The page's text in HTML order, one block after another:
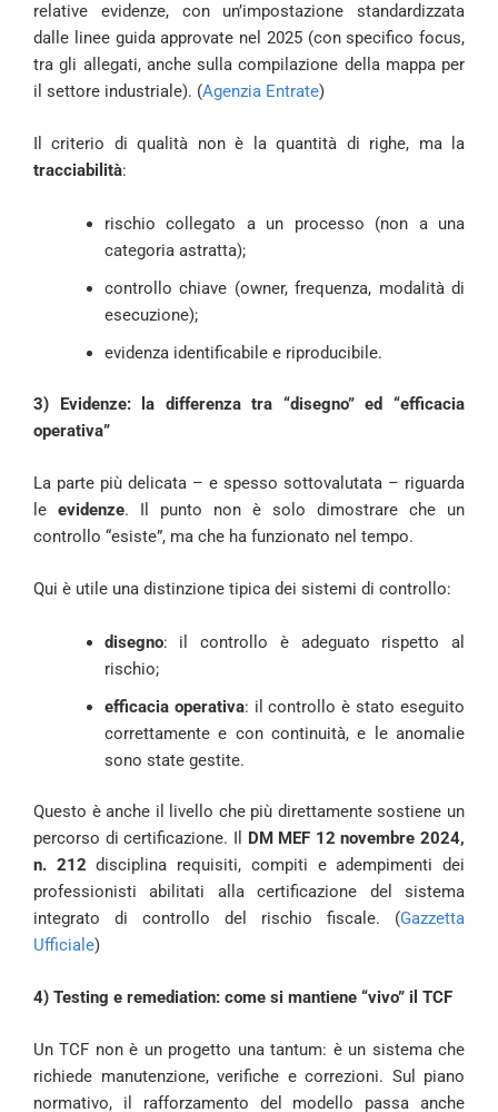
relative evidenze, con un’impostazione standardizzata
dalle linee guida approvate nel 2025 (con specifico focus,
tra gli allegati, anche sulla compilazione della mappa per
il settore industriale). (Agenzia Entrate)
Il criterio di qualità non è la quantità di righe, ma la
tracciabilità:
rischio collegato a un processo (non a una
categoria astratta);
controllo chiave (owner, frequenza, modalità di
esecuzione);
evidenza identificabile e riproducibile.
3) Evidenze: la differenza tra “disegno” ed “efficacia
operativa”
La parte più delicata – e spesso sottovalutata – riguarda
le evidenze. Il punto non è solo dimostrare che un
controllo “esiste”, ma che ha funzionato nel tempo.
Qui è utile una distinzione tipica dei sistemi di controllo:
disegno: il controllo è adeguato rispetto al
rischio;
efficacia operativa: il controllo è stato eseguito
correttamente e con continuità, e le anomalie
sono state gestite.
Questo è anche il livello che più direttamente sostiene un
percorso di certificazione. Il DM MEF 12 novembre 2024,
n. 212 disciplina requisiti, compiti e adempimenti dei
professionisti abilitati alla certificazione del sistema
integrato di controllo del rischio fiscale. (Gazzetta
Ufficiale)
4) Testing e remediation: come si mantiene “vivo” il TCF
Un TCF non è un progetto una tantum: è un sistema che
richiede manutenzione, verifiche e correzioni. Sul piano
normativo, il rafforzamento del modello passa anche